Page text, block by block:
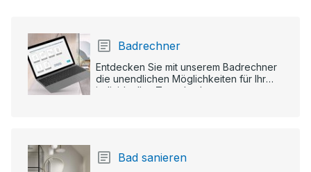
Badrechner
Entdecken Sie mit unserem Badrechner
die unendlichen Möglichkeiten für Ihr
individuelles Traumbad.
Bad sanieren